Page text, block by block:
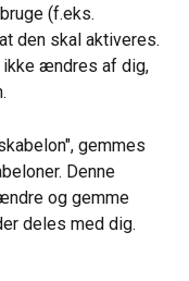
(f.eks.
den skal aktiveres.
ikke ændres af dig,
gemmes
Denne
og gemme
deles med dig.